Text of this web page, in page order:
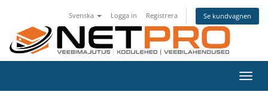
Svenska Logga in Registrera Se kundvagnen
Växla